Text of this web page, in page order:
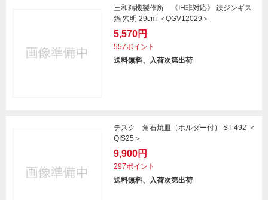
三和精機製作所 《IH非対応》 鉄ジンギス
鍋 穴明 29cm ＜QGV12029＞
5,570円
557ポイント
送料無料、入荷次第出荷
テスク 角石焼皿（ホルダー付） ST-492 ＜
QIS25＞
9,900円
297ポイント
送料無料、入荷次第出荷